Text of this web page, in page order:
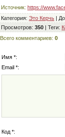
Источник: https://
Категория: Это Керчь |
Просмотров: 350 | Теги:
Всего комментариев: 0
Имя *:
Email *:
Код *: